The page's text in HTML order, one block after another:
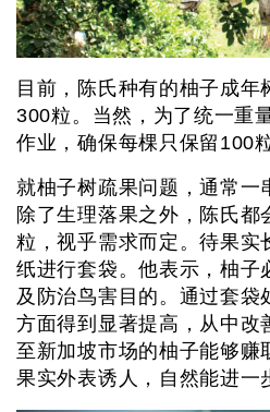
目前，陈氏种有的柚子成年
300粒。当然，为了统一重
作业，确保每棵只保留
就柚子树疏果问题，通常一
除了生理落果之外，陈氏都
粒，视乎需求而定。待果实
纸进行套袋。他表示，柚子
及防治鸟害目的。通过套袋
方面得到显著提高，从中改
至新加坡市场的柚子能够赚
果实外表诱人，自然能进一